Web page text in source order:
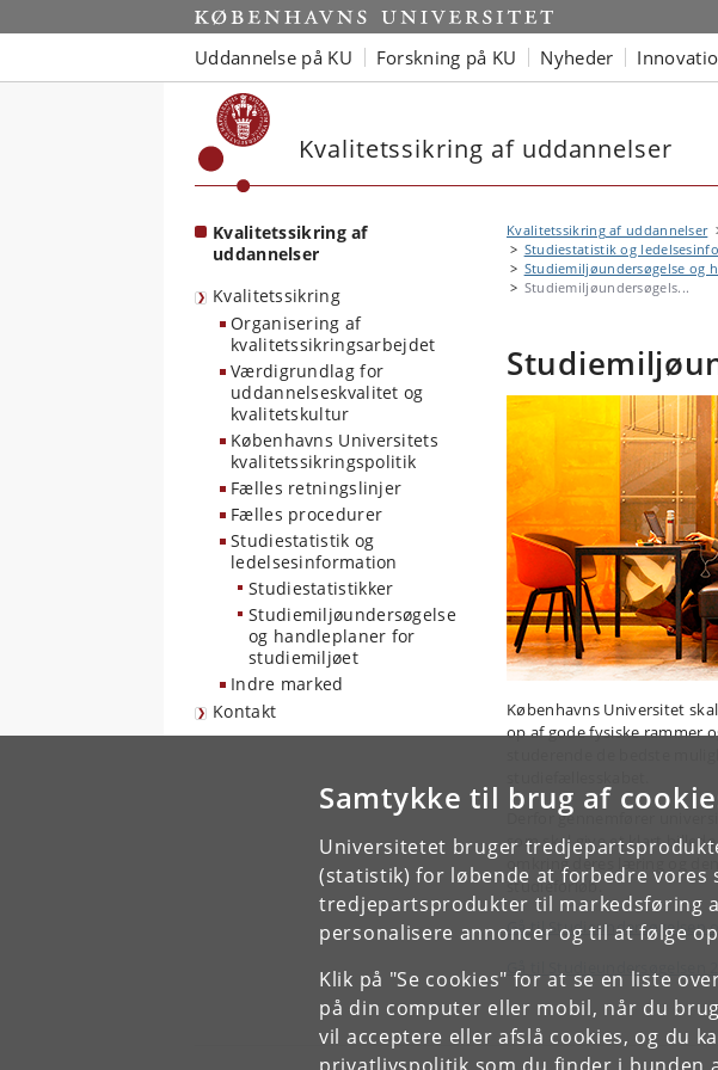
Samtykke til brug af
Universitetet bruger
(statistik) for løbende at forbedre
tredjepartsprodukter til markedsføring
personalisere annoncer og til at følge
Klik på "Se cookies" for at se en liste
på din computer eller mobil, når du
vil acceptere eller afslå cookies, og du
Start
Uddannelse på KU Forskning på KU Nyheder
Kvalitetssikring af uddannelser
Kvalitetssikring af
uddannelser
Kvalitetssikring
Organisering af
kvalitetssikringsarbejdet
Værdigrundlag for
uddannelseskvalitet og
kvalitetskultur
Københavns Universitets
kvalitetssikringspolitik
Fælles retningslinjer
Fælles procedurer
Studiestatistik og
ledelsesinformation
Studiestatistikker
Studiemiljøundersøgelse
og handleplaner for
studiemiljøet
Indre marked
Kontakt
Kvalitetssikring af uddannelser
Studiestatistik og
Studiemiljøundersøgelse og
Studiemiljøundersøgels...
Københavns Universitet
op af gode fysiske rammer
Derfor gennemfører
som skal give et klart
omkring deres læring og
studieforløb.
Gå til Studieundersøgelsen
Gå til Studieundersøgelsen